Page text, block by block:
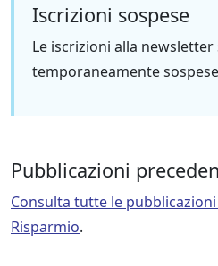
Iscrizioni sospese
Le iscrizioni alla newsletter
temporaneamente
Pubblicazioni
Consulta tutte le
Risparmio.